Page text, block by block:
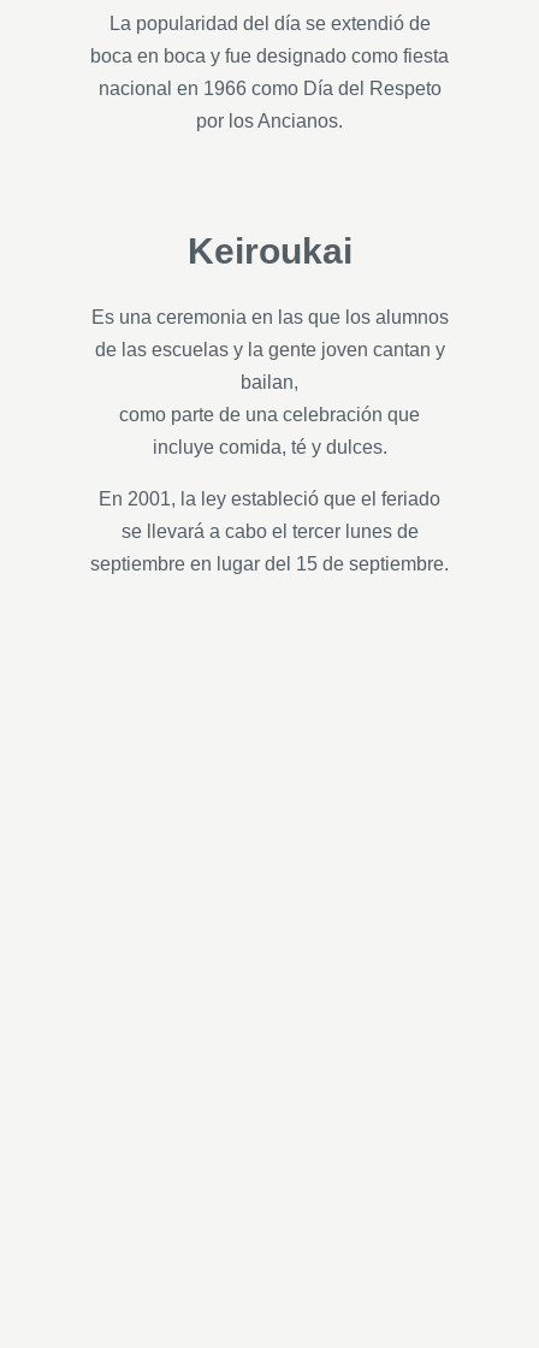
La popularidad del día se extendió de
boca en boca y fue designado como fiesta
nacional en 1966 como Día del Respeto
por los Ancianos.
Keiroukai
Es una ceremonia en las que los alumnos
de las escuelas y la gente joven cantan y
bailan,
como parte de una celebración que
incluye comida, té y dulces.
En 2001, la ley estableció que el feriado
se llevará a cabo el tercer lunes de
septiembre en lugar del 15 de septiembre.